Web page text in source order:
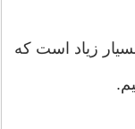
زیاد است که